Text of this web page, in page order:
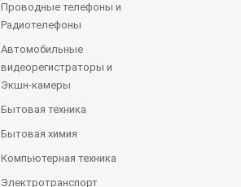
Проводные телефоны и
Радиотелефоны
Автомобильные
видеорегистраторы и
Экшн-камеры
Бытовая техника
Бытовая химия
Компьютерная техника
Электротранспорт